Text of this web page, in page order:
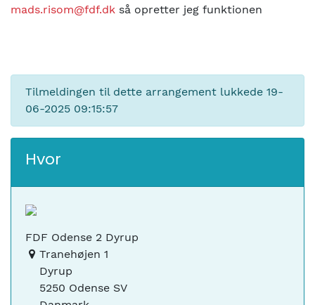
mads.risom@fdf.dk så opretter jeg funktionen
Tilmeldingen til dette arrangement lukkede 19-
06-2025 09:15:57
Hvor
FDF Odense 2 Dyrup
Tranehøjen 1
Dyrup
5250 Odense SV